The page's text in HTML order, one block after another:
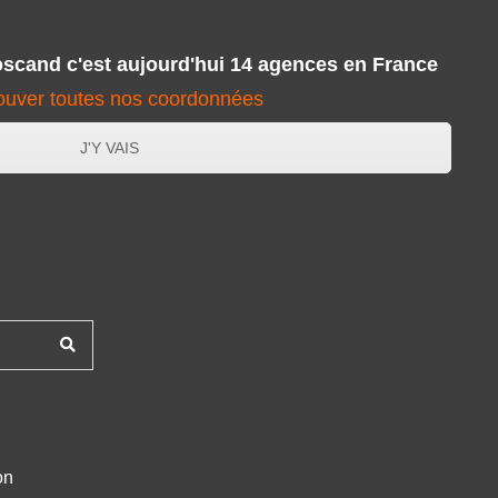
c'est aujourd'hui 14 agences en France
toutes nos coordonnées
J'Y VAIS